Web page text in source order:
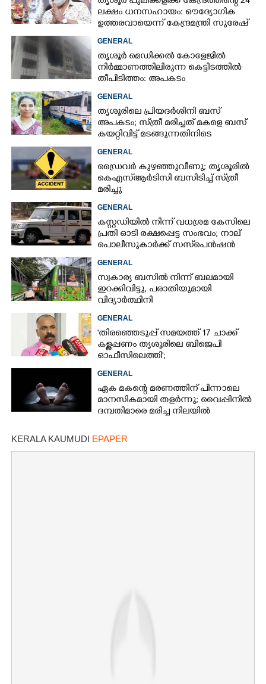
ലക്ഷം ധനസഹായം: ഔദ്യോഗിക
ഉത്തരവായെന്ന് കേന്ദ്രമന്ത്രി സുരേഷ്
GENERAL
തൃശൂർ മെഡിക്കൽ കോളേജിൽ
നിർമ്മാണത്തിലിരുന്ന കെട്ടിടത്തിൽ
തീപിടിത്തം: അപകടം
GENERAL
തൃശൂരിലെ പ്രിയദർശിനി ബസ്
അപകടം; സ്‌ത്രീ മരിച്ചത് മകളെ ബസ്
കയറ്റിവിട്ട് മടങ്ങുന്നതിനിടെ
GENERAL
ഡ്രൈവർ കുഴഞ്ഞുവീണു; തൃശൂരിൽ
കെഎസ്‌ആർടിസി ബസിടിച്ച് സ്‌ത്രീ
മരിച്ചു
GENERAL
കസ്റ്റഡിയിൽ നിന്ന് വധശ്രമ കേസിലെ
പ്രതി ഓടി രക്ഷപ്പെട്ട സംഭവം; നാല്
പൊലീസുകാർക്ക് സസ്‌പെൻഷൻ
GENERAL
സ്വകാര്യ ബസിൽ നിന്ന് ബലമായി
ഇറക്കിവിട്ടു, പരാതിയുമായി
വിദ്യാർത്ഥിനി
GENERAL
'തിരഞ്ഞെടുപ്പ് സമയത്ത് 17 ചാക്ക്
കള്ളപ്പണം തൃശൂരിലെ ബിജെപി
ഓഫീസിലെത്തി';
സെക്രട്ടറി
GENERAL
ഏക മകന്റെ മരണത്തിന് പിന്നാലെ
മാനസികമായി തളർന്നു; വൈപ്പിനിൽ
ദമ്പതിമാരെ മരിച്ച നിലയിൽ
KERALA KAUMUDI EPAPER